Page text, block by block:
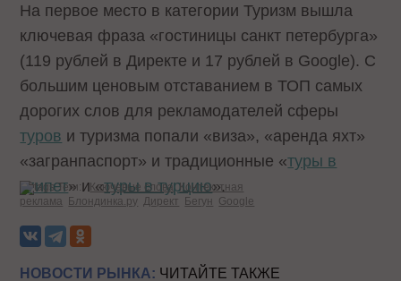
На первое место в категории Туризм вышла
ключевая фраза «гостиницы санкт петербурга»
(119 рублей в Директе и 17 рублей в Google). С
большим ценовым отставанием в ТОП самых
дорогих слов для рекламодателей сферы
туров и туризма попали «виза», «аренда яхт»
«загранпаспорт» и традиционные «туры в
египет» и «туры в турцию».
Теги: Ключевые слова Контекстная
реклама
Блондинка.ру Директ Бегун Google
НОВОСТИ РЫНКА: ЧИТАЙТЕ ТАКЖЕ